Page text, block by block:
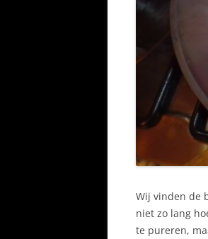
Wij vinden de
niet zo lang
te pureren,